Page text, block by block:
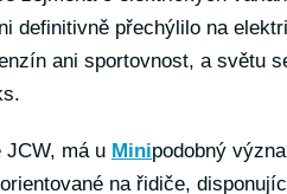
definitivně přechýlilo na
ani sportovnost, a světu
JCW, má u Minipodobný
na řidiče,